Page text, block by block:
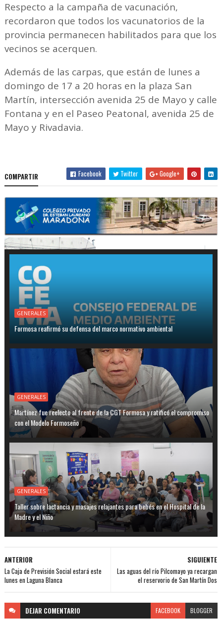
Respecto a la campaña de vacunación,
recordaron que todos los vacunatorios de la
provincia permanecen habilitados para que los
vecinos se acerquen.
Además de las carpas, que están de lunes a
domingo de 17 a 20 horas en la plaza San
Martín, intersección avenida 25 de Mayo y calle
Fontana y en el Paseo Peatonal, avenida 25 de
Mayo y Rivadavia.
COMPARTIR Facebook Twitter Google+
GENERALES
Formosa reafirmó su defensa del marco normativo ambiental
GENERALES
Martínez fue reelecto al frente de la CGT Formosa y ratificó el compromiso
con el Modelo Formoseño
GENERALES
Taller sobre lactancia y masajes relajantes para bebés en el Hospital de la
Madre y el Niño
SIGUIENTE
Las aguas del río Pilcomayo ya recargan
el reservorio de San Martín Dos
ANTERIOR
La Caja de Previsión Social estará este
lunes en Laguna Blanca
DEJAR COMENTARIO FACEBOOK BLOGGER